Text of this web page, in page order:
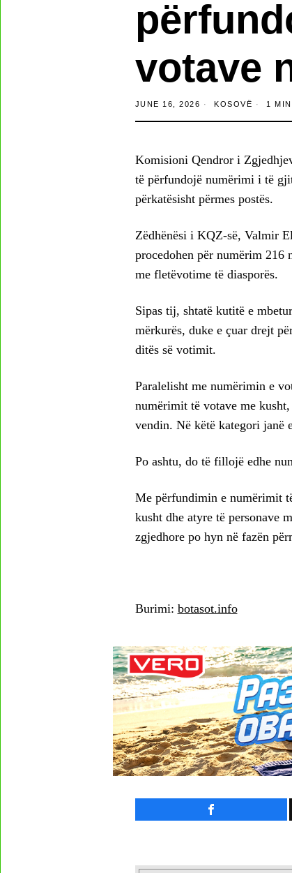
votave
JUNE 16, 2026 KOSOVË 1
Komisioni Qendror i
të përfundojë numërimi i të
përkatësisht përmes postës.
Zëdhënësi i KQZ-së, Valmir
procedohen për numërim
me fletëvotime të diasporës.
Sipas tij, shtatë kutitë e
mërkurës, duke e çuar drejt
ditës së votimit.
Paralelisht me numërimin e
numërimit të votave me
vendin. Në këtë kategori janë
Po ashtu, do të fillojë edhe
Me përfundimin e numërimit
kusht dhe atyre të personave
zgjedhore po hyn në fazën
Burimi: botasot.info